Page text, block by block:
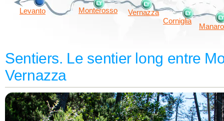
Levanto Monterosso
Vernazza
Corniglia
Sentiers. Le sentier long entre
Vernazza